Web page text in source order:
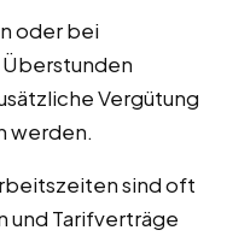
oder bei
Vergütung
werden.
sind oft
und Tarifverträge